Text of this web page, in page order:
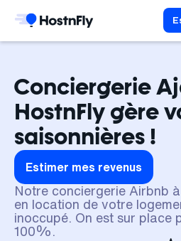
Conciergerie
HostnFly gère
saisonnières !
Estimer mes revenus
Notre conciergerie Airbnb
en location de votre
inoccupé. On est sur place
100%.